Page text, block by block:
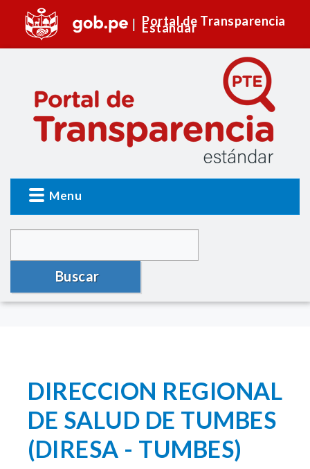
Portal de Transparencia
Estándar
Menu
Buscar
DIRECCION REGIONAL
DE SALUD DE TUMBES
(DIRESA - TUMBES)